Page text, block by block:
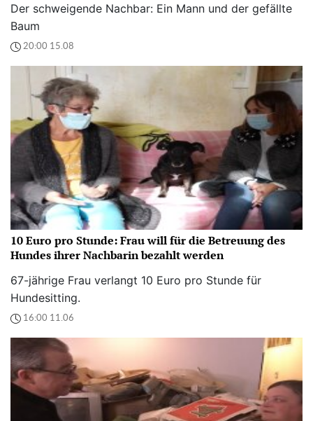
Der schweigende Nachbar: Ein Mann und der gefällte
Baum
20:00 15.08
10 Euro pro Stunde: Frau will für die Betreuung des
Hundes ihrer Nachbarin bezahlt werden
67-jährige Frau verlangt 10 Euro pro Stunde für
Hundesitting.
16:00 11.06